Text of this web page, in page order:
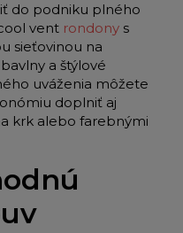
do podniku plného
vent rondony s
sieťovinou na
a štýlové
uváženia môžete
doplniť aj
krk alebo farebnými